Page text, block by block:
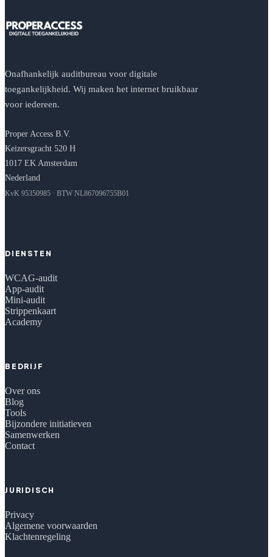
Onafhankelijk auditbureau voor digitale
toegankelijkheid. Wij maken het internet bruikbaar
voor iedereen.
Proper Access B.V.
Keizersgracht 520 H
1017 EK Amsterdam
Nederland
KvK 95350985 · BTW NL867096755B01
DIENSTEN
WCAG-audit
App-audit
Mini-audit
Strippenkaart
Academy
BEDRIJF
Over ons
Blog
Tools
Bijzondere initiatieven
Samenwerken
Contact
JURIDISCH
Privacy
Algemene voorwaarden
Klachtenregeling